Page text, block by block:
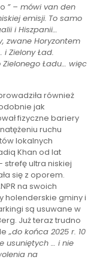
” – mówi van den
emisji. To samo
i Hiszpanii…
zwane Horyzontem
i Zielony Ład.
Zielonego Ładu… więc
również
jak
fizyczne bariery
ruchu
lokalnych
Khan od lat
strefę ultra niskiej
się z oporem.
na swoich
holenderskie gminy i
są usuwane w
Już teraz trudno
„do końca 2025 r. 10
usuniętych … i nie
na